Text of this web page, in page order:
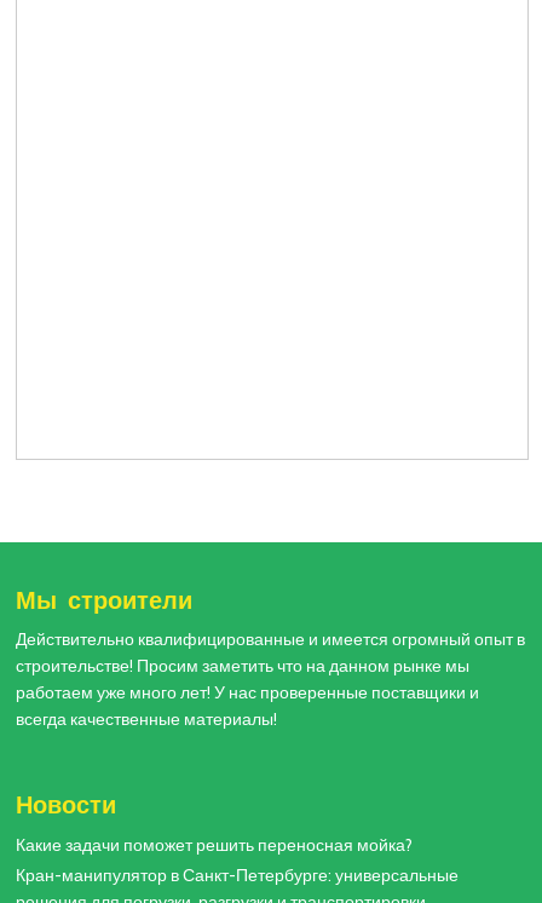
Мы строители
Действительно квалифицированные и имеется огромный опыт в
строительстве! Просим заметить что на данном рынке мы
работаем уже много лет! У нас проверенные поставщики и
всегда качественные материалы!
Новости
Какие задачи поможет решить переносная мойка?
Кран-манипулятор в Санкт-Петербурге: универсальные